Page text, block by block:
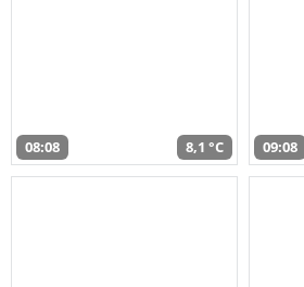
08:08 8,1 °C 09:08